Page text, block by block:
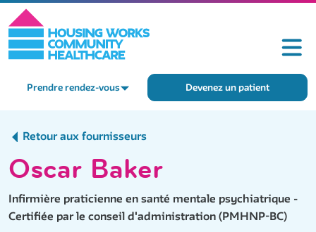
Prendre rendez-vous Devenez un patient
Retour aux fournisseurs
Oscar Baker
Infirmière praticienne en santé mentale psychiatrique -
Certifiée par le conseil d'administration (PMHNP-BC)